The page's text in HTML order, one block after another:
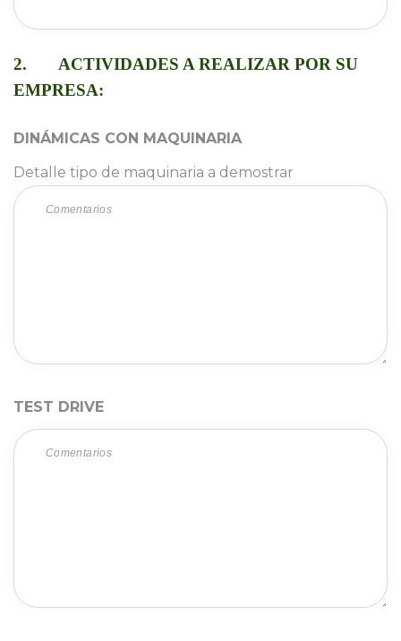
2.
ACTIVIDADES A REALIZAR POR SU
EMPRESA:
DINÁMICAS CON MAQUINARIA
Detalle tipo de maquinaria a demostrar
TEST DRIVE